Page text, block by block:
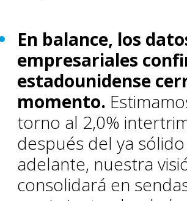
En balance, los
empresariales
estadounidense
momento.
torno al 2,0%
después del ya
adelante, nuestra
consolidará en